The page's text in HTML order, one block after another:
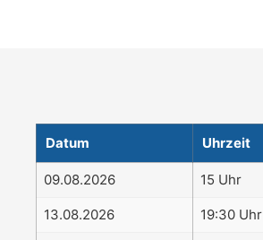
Datum Uhrzeit
09.08.2026 15 Uhr
13.08.2026 19:30 Uhr